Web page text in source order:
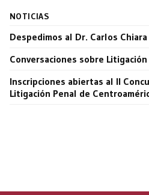
NOTICIAS
Despedimos al Dr. Carlos Chiara
Conversaciones sobre
Inscripciones abiertas al II
Litigación Penal de